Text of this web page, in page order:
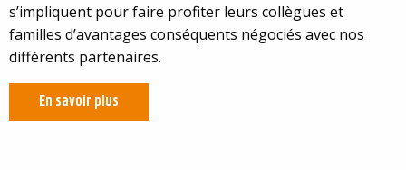
s’impliquent pour faire profiter leurs collègues et
familles d’avantages conséquents négociés avec nos
différents partenaires.
En savoir plus